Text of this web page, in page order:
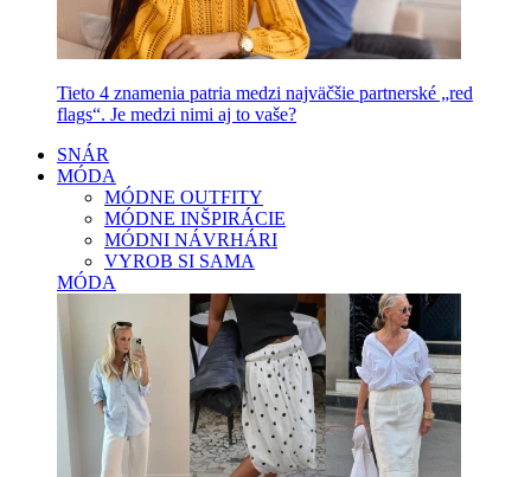
Tieto 4 znamenia patria medzi najväčšie partnerské „red
flags“. Je medzi nimi aj to vaše?
SNÁR
MÓDA
MÓDNE OUTFITY
MÓDNE INŠPIRÁCIE
MÓDNI NÁVRHÁRI
VYROB SI SAMA
MÓDA